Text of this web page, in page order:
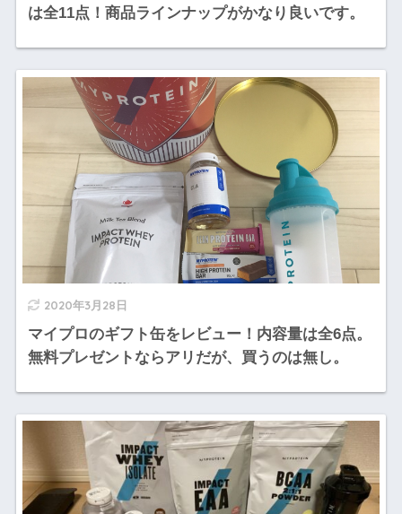
は全11点！商品ラインナップがかなり良いです。
2020年3月28日
マイプロのギフト缶をレビュー！内容量は全6点。
無料プレゼントならアリだが、買うのは無し。